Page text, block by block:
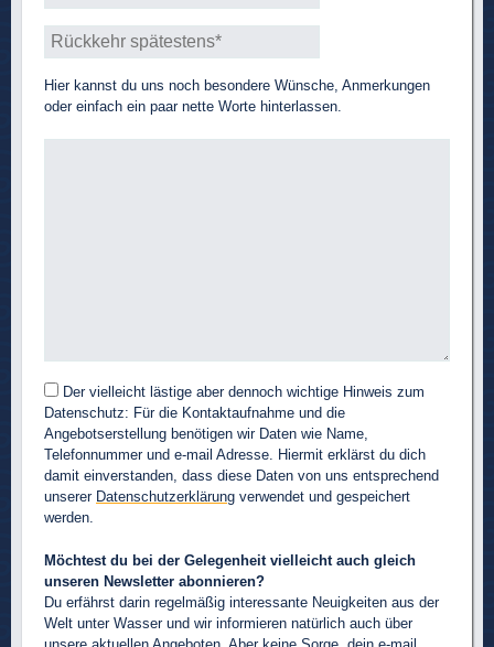
Hier kannst du uns noch besondere Wünsche, Anmerkungen
oder einfach ein paar nette Worte hinterlassen.
Der vielleicht lästige aber dennoch wichtige Hinweis zum
Datenschutz: Für die Kontaktaufnahme und die
Angebotserstellung benötigen wir Daten wie Name,
Telefonnummer und e-mail Adresse. Hiermit erklärst du dich
damit einverstanden, dass diese Daten von uns entsprechend
unserer Datenschutzerklärung verwendet und gespeichert
werden.
Möchtest du bei der Gelegenheit vielleicht auch gleich
unseren Newsletter abonnieren?
Du erfährst darin regelmäßig interessante Neuigkeiten aus der
Welt unter Wasser und wir informieren natürlich auch über
unsere aktuellen Angeboten. Aber keine Sorge, dein e-mail